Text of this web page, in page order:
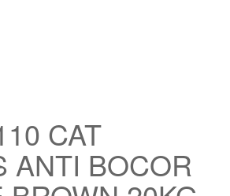
CAT
ANTI BOCOR